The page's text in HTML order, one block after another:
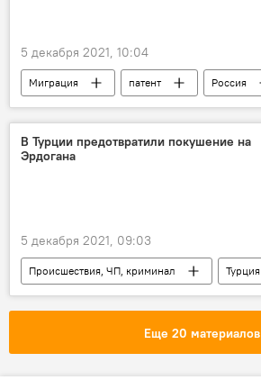
5 декабря 2021, 10:04
Миграция патент Россия
В Турции предотвратили покушение на
Эрдогана
5 декабря 2021, 09:03
Происшествия, ЧП, криминал
Турция
Реджеп Тайип Эрдоган
Еще 20 материалов